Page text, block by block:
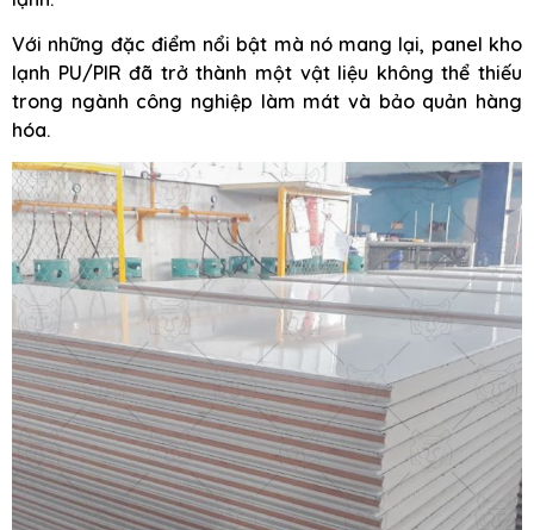
Với những đặc điểm nổi bật mà nó mang lại, panel kho
lạnh PU/PIR đã trở thành một vật liệu không thể thiếu
trong ngành công nghiệp làm mát và bảo quản hàng
hóa.